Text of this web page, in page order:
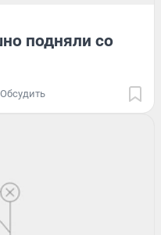
подняли со
Обсудить